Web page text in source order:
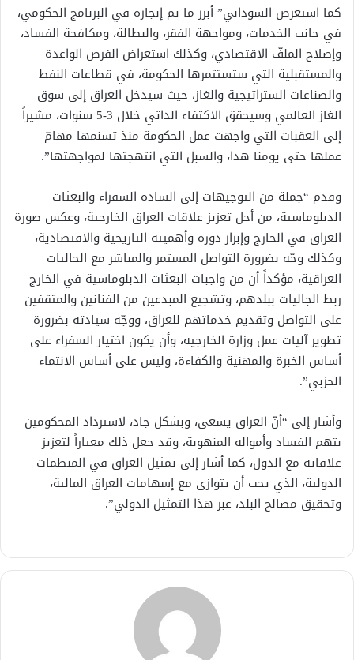
كما استعرض السوداني” أبرز ما تم إنجازه في البرنامج الحكومي،
في جانب الخدمات، ومواجهة الفقر، والبطالة، ومكافحة الفساد،
وإصلاح الملفّ الاقتصادي، وكذلك استعراض الفرص الواعدة
والمستقبلية التي ستستثمرها الحكومة، في قطاعات النفط
والصناعات الستراتيجية والغاز، حيث سيدخل العراق إلى سوق
الغاز العالمي وسيحقق الاكتفاء الذاتي خلال 3-5 سنوات، مشيراً
إلى العقبات التي واجهت عمل الحكومة منذ تسنمها مهامّ
عملها حتى يومنا هذا، والسبل التي انتهجتها لمواجهتها”.
وقدم “جملة من التوجيهات إلى السادة السفراء والبعثات
الدبلوماسية، من أجل تعزيز علاقات العراق الخارجية، وعكس صورة
العراق في الخارج وإبراز دوره وأهميته التاريخية والاقتصادية،
وكذلك وجّه بضرورة التواصل المستمر والمباشر مع الجاليات
العراقية، مؤكداً أن من واجبات البعثات الدبلوماسية في الخارج
ربط الجاليات ببلدهم، وتشجيع المبدعين من الفنانين والمثقفين
على التواصل وتقديم خدماتهم للعراق، ووجّه سيادته بضرورة
تطوير آليات عمل وزارة الخارجية، وأن يكون اختيار السفراء على
أساس الخبرة والمهنية والكفاءة، وليس على أساس الانتماء
الحزبي”.
وأشار إلى “أنّ العراق يسعى، وبشكل جاد، لاسترداد المحكومين
بتهم الفساد وأمواله المنهوبة، وقد جعل ذلك معياراً لتعزيز
علاقاته مع الدول، كما أشار إلى تمثيل العراق في المنظمات
الدولية، الذي يجب أن يتوازى مع إسهامات العراق المالية،
وتحقيق مصالح البلد، عبر هذا التمثيل الدولي”.